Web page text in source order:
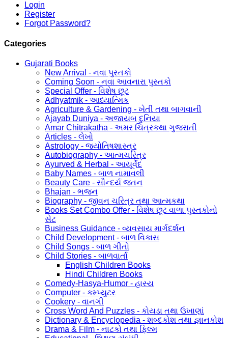
Login
Register
Forgot Password?
Categories
Gujarati Books
New Arrival - નવા પુસ્તકો
Coming Soon - નવા આવનારા પુસ્તકો
Special Offer - વિશેષ છૂટ
Adhyatmik - આધ્યાત્મિક
Agriculture & Gardening - ખેતી તથા બાગવાની
Ajayab Duniya - અજાયબ દુનિયા
Amar Chitrakatha - અમર ચિત્રકથા ગુજરાતી
Articles - લેખો
Astrology - જ્યોતિષશાસ્ત્ર
Autobiography - આત્મચરિત્ર
Ayurved & Herbal - આયૂર્વેદ
Baby Names - બાળ નામાવલી
Beauty Care - સૌન્દર્ય જતન
Bhajan - ભજન
Biography - જીવન ચરિત્ર તથા આત્મકથા
Books Set Combo Offer - વિશેષ છૂટ વાળા પુસ્તકોનો
સેટ
Business Guidance - વ્યવસાય માર્ગદર્શન
Child Development - બાળ વિકાસ
Child Songs - બાળ ગીતો
Child Stories - બાળવાર્તા
English Children Books
Hindi Children Books
Comedy-Hasya-Humor - હાસ્ય
Computer - કમ્પ્યુટર
Cookery - વાનગી
Cross Word And Puzzles - કોયડા તથા ઉખાણાં
Dictionary & Encyclopedia - શબ્દકોશ તથા જ્ઞાનકોશ
Drama & Film - નાટકો તથા ફિલ્મ